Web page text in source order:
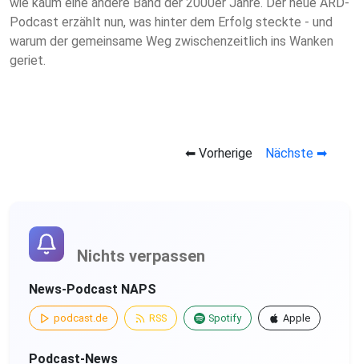
Podcast erzählt nun, was hinter dem Erfolg steckte - und
warum der gemeinsame Weg zwischenzeitlich ins Wanken
geriet.
⬅ Vorherige Nächste ➡
Nichts verpassen
News-Podcast NAPS
podcast.de RSS Spotify Apple
Podcast-News